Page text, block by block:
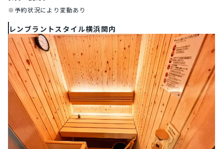
※予約状況により変動あり
レンブラントスタイル横浜関内